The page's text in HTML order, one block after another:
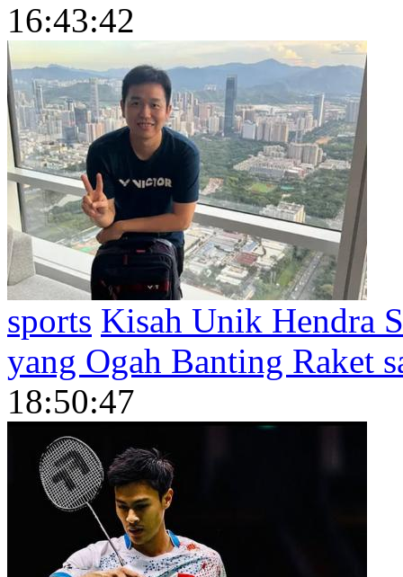
16:43:42
sports Kisah Unik Hendra
yang Ogah Banting Raket
18:50:47